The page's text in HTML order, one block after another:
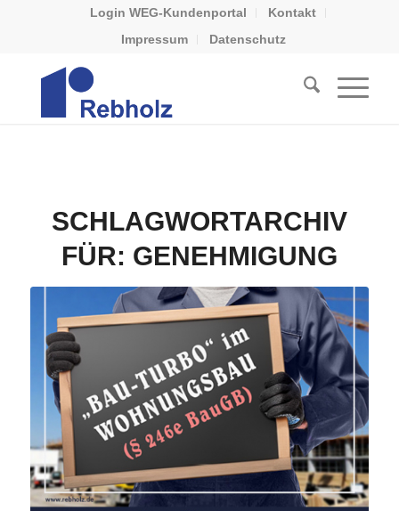
Login WEG-Kundenportal
Kontakt
Impressum
Datenschutz
SCHLAGWORTARCHIV
FÜR: GENEHMIGUNG